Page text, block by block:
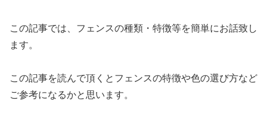
この記事では、フェンスの種類・特徴等を簡単にお話致し
ます。
この記事を読んで頂くとフェンスの特徴や色の選び方など
ご参考になるかと思います。